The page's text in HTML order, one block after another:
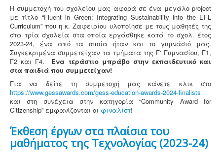
Η συμμετοχή του σχολείου μας αφορά σε ένα μεγάλο project
με τίτλο “Fluent in Green: Integrating Sustainability into the EFL
Curriculum” που η κ. Ζαφειρίου υλοποίησε με τους μαθητές της
στα τρία σχολεία στα οποία εργάσθηκε κατά το σχολ. έτος
2023-24, ένα από τα οποία ήταν και το γυμνάσιό μας.
Συγκεκριμένα συμμετείχαν τα τμήματα της Γ' Γυμνασίου, Γ1,
Γ2 και Γ4. Ένα τεράστιο μπράβο στην εκπαιδευτικό και
στα παιδιά που συμμετείχαν!
Για να δείτε τη συμμετοχή μας κάνετε κλικ στο
https://www.gessawards.com/gess-education-awards-2024-finalists
και στη συνέχεια στην κατηγορία “Community Award for
Citizenship” εμφανίζονται οι φιναλίστ!
Έκθεση έργων στα πλαίσια του
μαθήματος της Τεχνολογίας (2023-24)